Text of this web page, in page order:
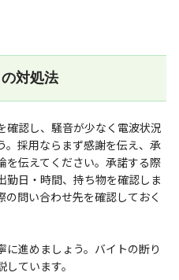
対処法
確認し、騒音が少なく電波状況
。採用ならまず感謝を伝え、承
を伝えてください。承諾する際
勤日・時間、持ち物を確認しま
の問い合わせ先を確認しておく
進めましょう。バイトの断り
ています。